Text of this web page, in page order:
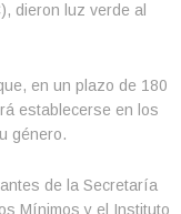
dieron luz verde al
en un plazo de 180
establecerse en los
género.
de la Secretaría
Mínimos y el Instituto